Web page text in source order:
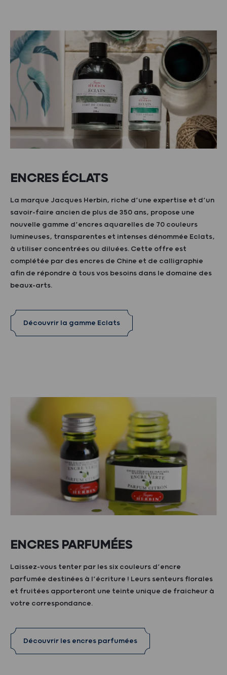
ENCRES ÉCLATS
La marque Jacques Herbin, riche d’une expertise et d’un
savoir-faire ancien de plus de 350 ans, propose une
nouvelle gamme d’encres aquarelles de 70 couleurs
lumineuses, transparentes et intenses dénommée Eclats,
à utiliser concentrées ou diluées. Cette offre est
complétée par des encres de Chine et de calligraphie
afin de répondre à tous vos besoins dans le domaine des
beaux-arts.
Découvrir la gamme Eclats
ENCRES PARFUMÉES
Laissez-vous tenter par les six couleurs d’encre
parfumée destinées à l’écriture ! Leurs senteurs florales
et fruitées apporteront une teinte unique de fraicheur à
votre correspondance.
Découvrir les encres parfumées